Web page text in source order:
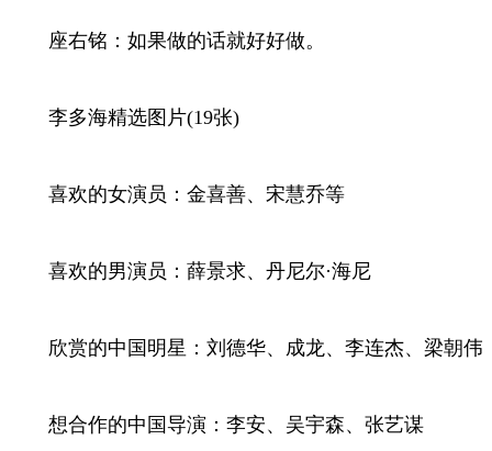
座右铭：如果做的话就好好做。
李多海精选图片(19张)
喜欢的女演员：金喜善、宋慧乔等
喜欢的男演员：薛景求、丹尼尔·海尼
欣赏的中国明星：刘德华、成龙、李连杰、梁朝伟
想合作的中国导演：李安、吴宇森、张艺谋